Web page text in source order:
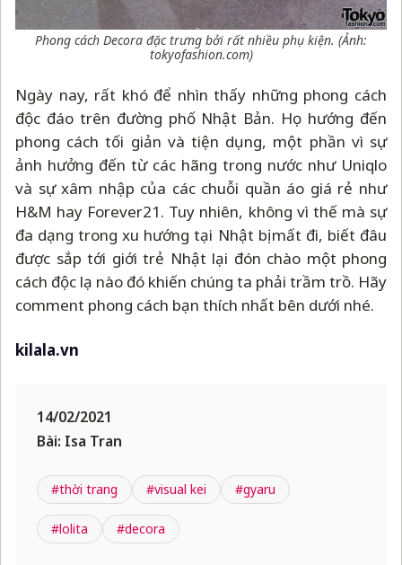
Phong cách Decora đặc trưng bởi rất nhiều phụ kiện. (Ảnh:
tokyofashion.com)
Ngày nay, rất khó để nhìn thấy những phong cách
độc đáo trên đường phố Nhật Bản. Họ hướng đến
phong cách tối giản và tiện dụng, một phần vì sự
ảnh hưởng đến từ các hãng trong nước như Uniqlo
và sự xâm nhập của các chuỗi quần áo giá rẻ như
H&M hay Forever21. Tuy nhiên, không vì thế mà sự
đa dạng trong xu hướng tại Nhật bị mất đi, biết đâu
được sắp tới giới trẻ Nhật lại đón chào một phong
cách độc lạ nào đó khiến chúng ta phải trầm trồ. Hãy
comment phong cách bạn thích nhất bên dưới nhé.
kilala.vn
14/02/2021
Bài: Isa Tran
#thời trang #visual kei #gyaru
#lolita #decora